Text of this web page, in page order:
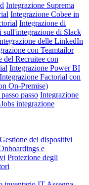
Integrazione Suprema
Integrazione Cobee in
Integrazione di
sull'integrazione di Slack
delle LinkedIn
con Teamtailor
del Recruitee con
Integrazione Power BI
Integrazione Factorial con
On-Premise)
passo Integrazione
integrazione
Gestione dei dispositivi
e
Protezione degli